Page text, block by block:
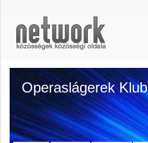
Operaslágerek Klub